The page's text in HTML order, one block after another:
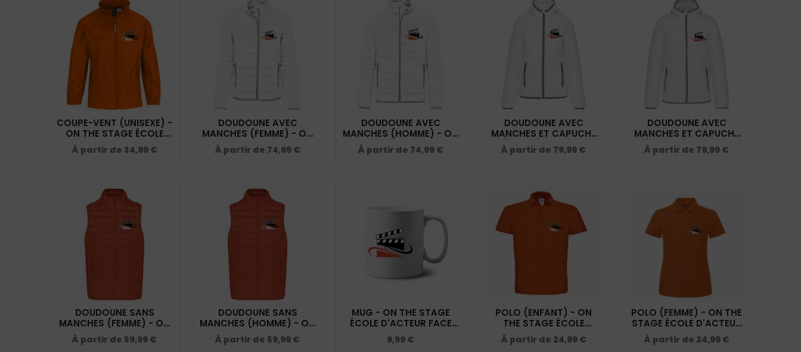
COUPE-VENT (UNISEXE) -
ON THE STAGE ÉCOLE
D'ACTEUR FACE CAMÉRA
- ORANGE - BC630
À partir de 34,99 €
DOUDOUNE AVEC
MANCHES (FEMME) - ON
THE STAGE ÉCOLE
D'ACTEUR FACE CAMÉRA
À partir de 74,99 €
DOUDOUNE AVEC
MANCHES (HOMME) - ON
THE STAGE ÉCOLE
D'ACTEUR FACE CAMÉRA
À partir de 74,99 €
DOUDOUNE AVEC
MANCHES ET CAPUCHE
(FEMME) - ON THE
STAGE ÉCOLE D'ACTEUR
À partir de 79,99 €
DOUDOUNE AVEC
MANCHES ET CAPUCHE
(HOMME) - ON THE
STAGE ÉCOLE D'ACTEUR
À partir de 79,99 €
DOUDOUNE SANS
MANCHES (FEMME) - ON
THE STAGE ÉCOLE
D'ACTEUR FACE CAMÉRA
À partir de 59,99 €
DOUDOUNE SANS
MANCHES (HOMME) - ON
THE STAGE ÉCOLE
D'ACTEUR FACE CAMÉRA
À partir de 59,99 €
MUG - ON THE STAGE
ÉCOLE D'ACTEUR FACE
CAMÉRA - MUG001
9,99 €
POLO (ENFANT) - ON
THE STAGE ÉCOLE
D'ACTEUR FACE CAMÉRA
- ORANGE - 11344
À partir de 24,99 €
POLO (FEMME) - ON THE
STAGE ÉCOLE D'ACTEUR
FACE CAMÉRA - ORANGE
- BCI1F
À partir de 24,99 €